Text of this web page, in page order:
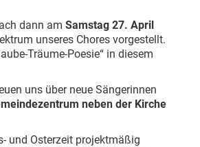
dann am Samstag 27. April
unseres Chores vorgestellt.
Träume-Poesie“ in diesem
uns über neue Sängerinnen
neben der Kirche
und Osterzeit projektmäßig